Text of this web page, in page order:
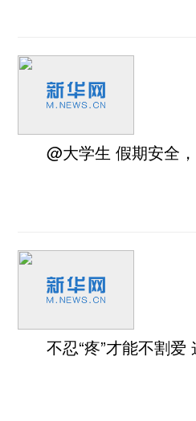
@大学生 假期安全
不忍“疼”才能不割爱